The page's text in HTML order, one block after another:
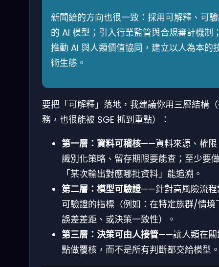
新聞給的方向也很一致：採用可解釋、可
的 AI 模型；引入行業監管與合規審計機制
推動 AI 與人類價值協同，建立以人為本的
術生態。
要把「可解釋」落地，我建議你用三層結構
務，也很能被 SGE 抓到重點）：
第一層：資料可稽核——資料來源、權限
識別化策略、留存期限要能查；至少要
「某次輸出對應哪批資料」能追溯。
第二層：模型可驗證——針對高風險流程
可驗證的指標（例如：在特定族群/情境
誤差差距、或決策一致性）。
第三層：決策可由人接管——讓人類在關
點做覆核，而不是所有判斷都交給模型